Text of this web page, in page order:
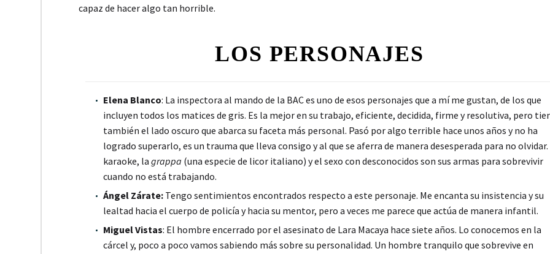
capaz de hacer algo tan horrible.
LOS PERSONAJES
Elena Blanco: La inspectora al mando de la BAC es uno de esos personajes que a mí me gustan, de los que
incluyen todos los matices de gris. Es la mejor en su trabajo, eficiente, decidida, firme y resolutiva, pero
también el lado oscuro que abarca su faceta más personal. Pasó por algo terrible hace unos años y no ha
logrado superarlo, es un trauma que lleva consigo y al que se aferra de manera desesperada para no
karaoke, la grappa (una especie de licor italiano) y el sexo con desconocidos son sus armas para sobrevivir
cuando no está trabajando.
Ángel Zárate: Tengo sentimientos encontrados respecto a este personaje. Me encanta su insistencia y su
lealtad hacia el cuerpo de policía y hacia su mentor, pero a veces me parece que actúa de manera infantil.
Miguel Vistas: El hombre encerrado por el asesinato de Lara Macaya hace siete años. Lo conocemos en la
cárcel y, poco a poco vamos sabiendo más sobre su personalidad. Un hombre tranquilo que sobrevive en